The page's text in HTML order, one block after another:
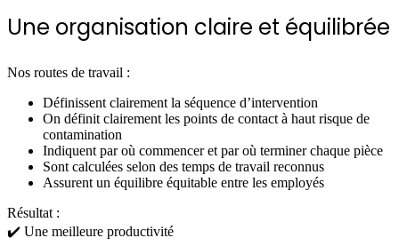
Une organisation claire et équilibrée
Nos routes de travail :
Définissent clairement la séquence d’intervention
On définit clairement les points de contact à haut risque de
contamination
Indiquent par où commencer et par où terminer chaque pièce
Sont calculées selon des temps de travail reconnus
Assurent un équilibre équitable entre les employés
Résultat :
✔️ Une meilleure productivité